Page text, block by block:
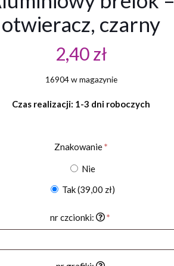
otwieracz, czarny
2,40zł
16904 w magazynie
Czas realizacji: 1-3 dni roboczych
Znakowanie*
Nie
Tak(39,00 zł)
nr czcionki: *